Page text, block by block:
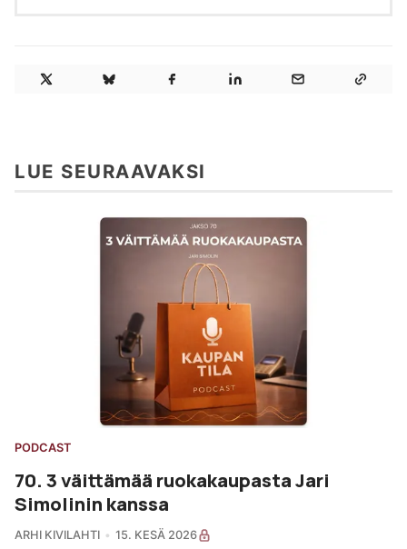
LUE SEURAAVAKSI
PODCAST
70. 3 väittämää ruokakaupasta Jari
Simolinin kanssa
ARHI KIVILAHTI 15. KESÄ 2026